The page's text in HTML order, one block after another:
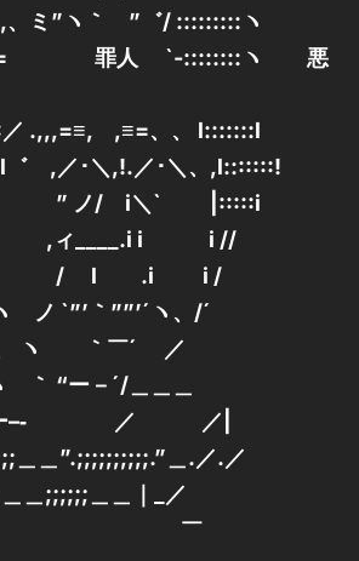
｀ ”゛/ :::::::::ヽ
人 `-::::::::ヽ 悪
,≡=、、 l:::::::l
＼,!.／･＼、,l:::::::!
/ i＼` |:::::i
i i //
l .i i /
””’´ヽ、/´
￣´ ／
ー－´/＿＿＿
–‐ ／ ／|
＿”.;;;;;;;;;;.”＿.／.／
＿;;;;;;＿＿｜_／
￣